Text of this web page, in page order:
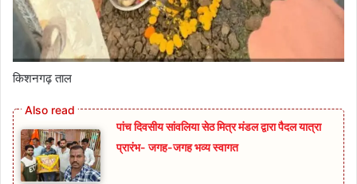
किशनगढ़ ताल
पांच दिवसीय सांवलिया सेठ मित्र मंडल द्वारा पैदल यात्रा
प्रारंभ- जगह-जगह भव्य स्वागत